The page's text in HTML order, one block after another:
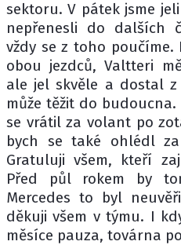
sektoru. V pátek jsme
nepřenesli do dalších
vždy se z toho poučíme.
obou jezdců, Valtteri
ale jel skvěle a dostal
může těžit do
se vrátil za volant po
bych se také ohlédl
Gratuluji všem, kteří
Před půl rokem by
Mercedes to byl
děkuji všem v týmu. I
měsíce pauza, továrna